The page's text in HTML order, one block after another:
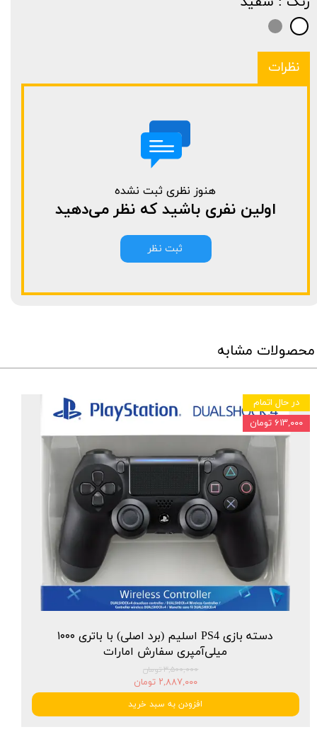
نظرات
هنوز نظری ثبت نشده
اولین نفری باشید که نظر می‌دهید
ثبت نظر
محصولات مشابه
دسته بازی PS4 اسلیم (برد اصلی) با باتری ۱۰۰۰
میلی‌آمپری سفارش امارات
۳,۵۰۰,۰۰۰ تومان
۲,۸۸۷,۰۰۰ تومان
افزودن به سبد خرید
در حال اتمام
۶۱۳,۰۰۰ تومان